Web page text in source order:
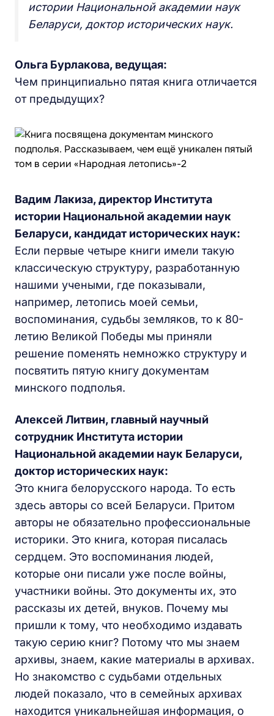
истории Национальной академии наук
Беларуси, доктор исторических наук.
Ольга Бурлакова, ведущая:
Чем принципиально пятая книга отличается
от предыдущих?
Вадим Лакиза, директор Института
истории Национальной академии наук
Беларуси, кандидат исторических наук:
Если первые четыре книги имели такую
классическую структуру, разработанную
нашими учеными, где показывали,
например, летопись моей семьи,
воспоминания, судьбы земляков, то к 80-
летию Великой Победы мы приняли
решение поменять немножко структуру и
посвятить пятую книгу документам
минского подполья.
Алексей Литвин, главный научный
сотрудник Института истории
Национальной академии наук Беларуси,
доктор исторических наук:
Это книга белорусского народа. То есть
здесь авторы со всей Беларуси. Притом
авторы не обязательно профессиональные
историки. Это книга, которая писалась
сердцем. Это воспоминания людей,
которые они писали уже после войны,
участники войны. Это документы их, это
рассказы их детей, внуков. Почему мы
пришли к тому, что необходимо издавать
такую серию книг? Потому что мы знаем
архивы, знаем, какие материалы в архивах.
Но знакомство с судьбами отдельных
людей показало, что в семейных архивах
находится уникальнейшая информация, о